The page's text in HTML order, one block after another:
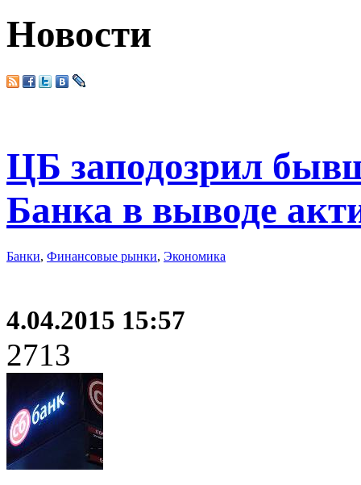
Новости
ЦБ заподозрил
Банка в выводе
Банки, Финансовые рынки, Экономика
4.04.2015 15:57
2713